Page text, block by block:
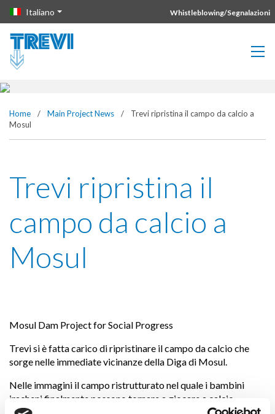
Vai direttamente al contenuto della pagina.
Italiano Whistleblowing/Segnalazioni
Social Progress
Home / Main Project News /
Trevi ripristina il campo da calcio a
Mosul
Trevi ripristina il
campo da calcio a
Mosul
Mosul Dam Project for Social Progress
Trevi si è fatta carico di ripristinare il campo da calcio che
sorge nelle immediate vicinanze della Diga di Mosul.
Nelle immagini il campo ristrutturato nel quale i bambini
iracheni finalmente possono tornare a giocare a calcio.